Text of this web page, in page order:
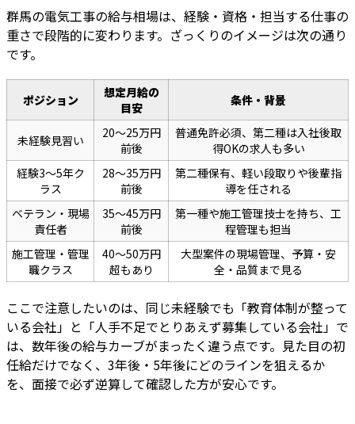
群馬の電気工事の給与相場は、経験・資格・担当する仕事の
重さで段階的に変わります。ざっくりのイメージは次の通り
です。
ポジション
想定月給の
目安
条件・背景
未経験見習い
20〜25万円
前後
普通免許必須、第二種は入社後取
得OKの求人も多い
経験3〜5年ク
ラス
28〜35万円
前後
第二種保有、軽い段取りや後輩指
導を任される
ベテラン・現場
責任者
35〜45万円
前後
第一種や施工管理技士を持ち、工
程管理も担当
施工管理・管理
職クラス
40〜50万円
超もあり
大型案件の現場管理、予算・安
全・品質まで見る
ここで注意したいのは、同じ未経験でも「教育体制が整って
いる会社」と「人手不足でとりあえず募集している会社」で
は、数年後の給与カーブがまったく違う点です。見た目の初
任給だけでなく、3年後・5年後にどのラインを狙えるか
を、面接で必ず逆算して確認した方が安心です。